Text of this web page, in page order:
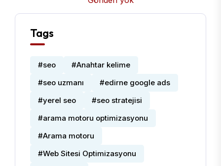
Tags
#seo
#Anahtar kelime
#seo uzmanı
#edirne google ads
#yerel seo
#seo stratejisi
#arama motoru optimizasyonu
#Arama motoru
#Web Sitesi Optimizasyonu